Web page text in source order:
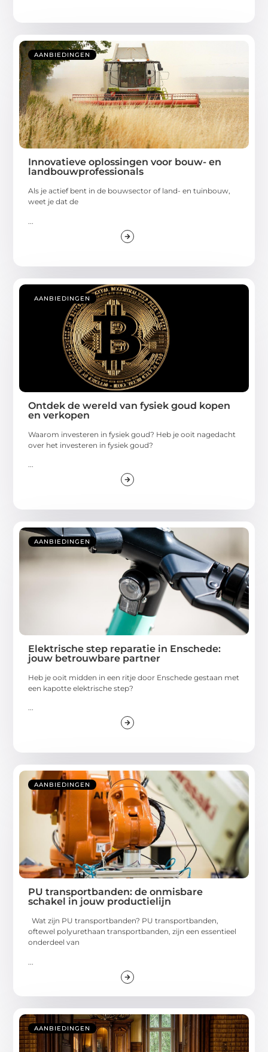
AANBIEDINGEN
Innovatieve oplossingen voor bouw- en
landbouwprofessionals
Als je actief bent in de bouwsector of land- en tuinbouw,
weet je dat de
AANBIEDINGEN
Ontdek de wereld van fysiek goud kopen
en verkopen
Waarom investeren in fysiek goud? Heb je ooit nagedacht
over het investeren in fysiek goud?
...
AANBIEDINGEN
Elektrische step reparatie in Enschede:
jouw betrouwbare partner
Heb je ooit midden in een ritje door Enschede gestaan met
een kapotte elektrische step?
...
AANBIEDINGEN
PU transportbanden: de onmisbare
schakel in jouw productielijn
Wat zijn PU transportbanden? PU transportbanden,
oftewel polyurethaan transportbanden, zijn een essentieel
onderdeel van
AANBIEDINGEN